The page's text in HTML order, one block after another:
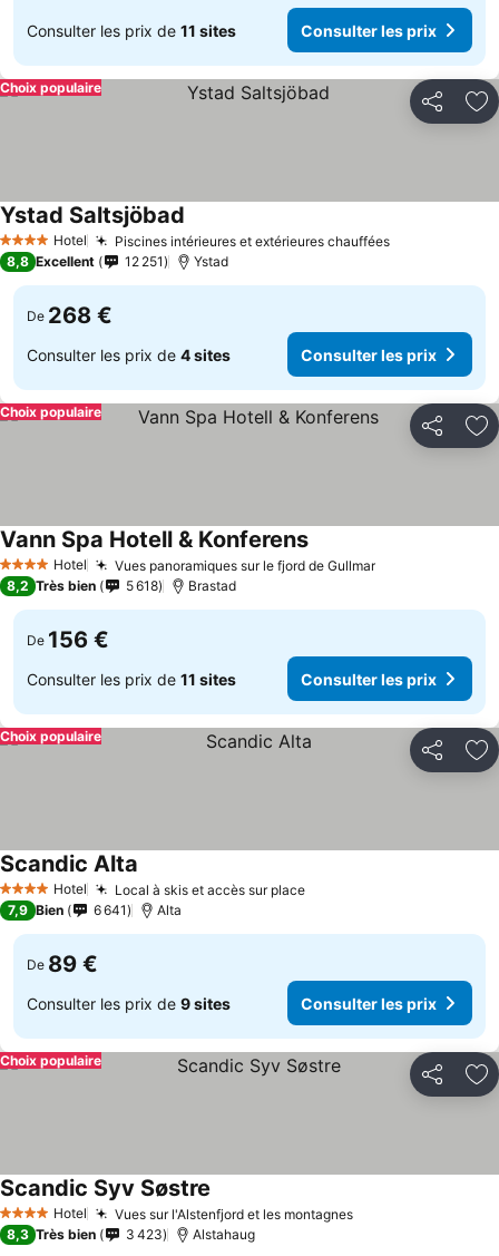
Consulter les prix de 11 sites Consulter les prix
Partager
Choix populaire
4 Étoiles Hotel Piscines intérieures et extérieures chaufféesConsulter
Ystad Saltsjöbad
8,8 Excellent 12 251 Ystad
De 268 €
Consulter les prix de 4 sites Consulter les prix
Partager
Choix populaire
4 Étoiles Hotel Vues panoramiques sur le fjord de GullmarConsulter les
Vann Spa Hotell & KonferensConsulter les prix
8,2 Très bien 5 618 Brastad
De 156 €
Consulter les prix de 11 sites Consulter les prix
Partager
Choix populaire
4 Étoiles Hotel Local à skis et accès sur placeConsulter les prix
Scandic Alta
7,9 Bien 6 641 Alta
De 89 €
Consulter les prix de 9 sites Consulter les prix
Partager
Choix populaire
4 Étoiles Hotel Vues sur l'Alstenfjord et les montagnesConsulter les prix
Scandic Syv Søstre
8,3 Très bien 3 423 Alstahaug